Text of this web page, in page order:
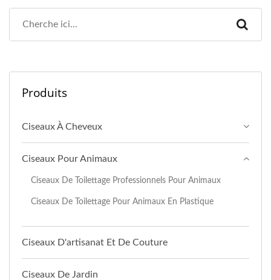
Produits
Ciseaux À Cheveux
Ciseaux Pour Animaux
Ciseaux De Toilettage Professionnels Pour Animaux
Ciseaux De Toilettage Pour Animaux En Plastique
Ciseaux D'artisanat Et De Couture
Ciseaux De Jardin